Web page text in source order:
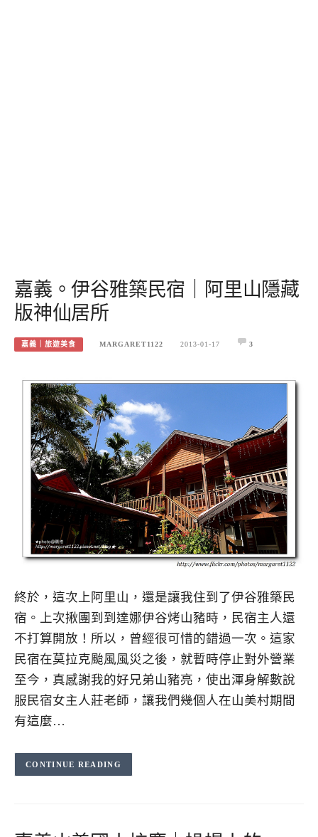
嘉義。伊谷雅築民宿｜阿里山隱藏
版神仙居所
嘉義｜旅遊美食 MARGARET1122 2013-01-17 3
終於，這次上阿里山，還是讓我住到了伊谷雅築民
宿。上次揪團到到達娜伊谷烤山豬時，民宿主人還
不打算開放！所以，曾經很可惜的錯過一次。這家
民宿在莫拉克颱風風災之後，就暫時停止對外營業
至今，真感謝我的好兄弟山豬亮，使出渾身解數說
服民宿女主人莊老師，讓我們幾個人在山美村期間
有這麼…
CONTINUE READING